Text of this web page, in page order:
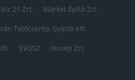
21 Zrt. Market Építő Zrt.
Tetőcserép Gyártó Kft.
ÉVOSZ Hunép Zrt.